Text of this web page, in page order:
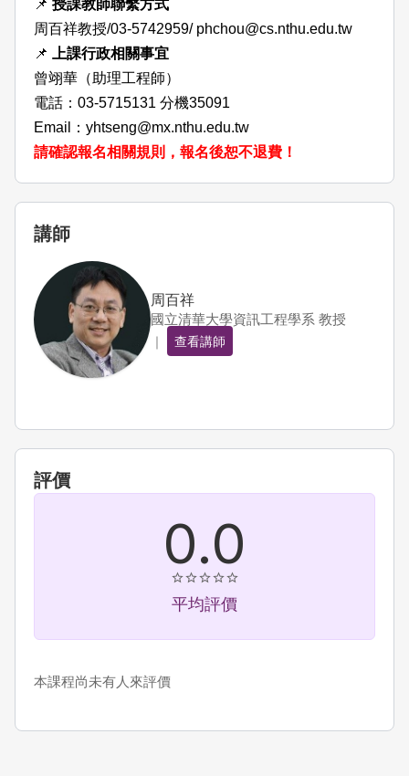
📌 授課教師聯繫方式
周百祥教授/03-5742959/ phchou@cs.nthu.edu.tw
📌
上課行政相關事宜
曾翊華（助理工程師）
電話：03-5715131 分機35091
Email
：yhtseng@mx.nthu.edu.tw
請確認報名相關規則，報名後恕不退費！
講師
周百祥
國立清華大學資訊工程學系 教授
｜ 查看講師
評價
0.0
平均評價
本課程尚未有人來評價